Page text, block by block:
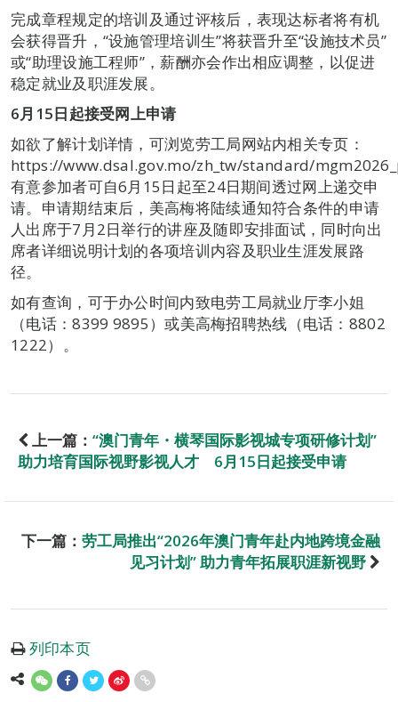
完成章程规定的培训及通过评核后，表现达标者将有机
会获得晋升，“设施管理培训生”将获晋升至“设施技术员”
或“助理设施工程师”，薪酬亦会作出相应调整，以促进
稳定就业及职涯发展。
6月15日起接受网上申请
如欲了解计划详情，可浏览劳工局网站内相关专页：
https://www.dsal.gov.mo/zh_tw/standard/
有意参加者可自6月15日起至24日期间透过网上递交申
请。申请期结束后，美高梅将陆续通知符合条件的申请
人出席于7月2日举行的讲座及随即安排面试，同时向出
席者详细说明计划的各项培训内容及职业生涯发展路
径。
如有查询，可于办公时间内致电劳工局就业厅李小姐
（电话：8399 9895）或美高梅招聘热线（电话：8802
1222）。
上一篇： “澳门青年・横琴国际影视城专项研修计划”
助力培育国际视野影视人才 6月15日起接受申请
下一篇： 劳工局推出“2026年澳门青年赴内地跨境金融
见习计划” 助力青年拓展职涯新视野
列印本页